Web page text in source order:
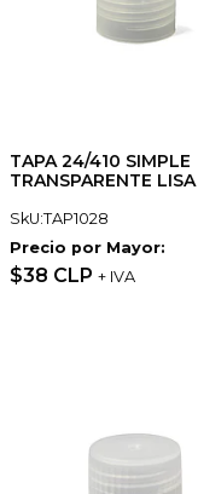
TAPA 24/410 SIMPLE
TRANSPARENTE
SkU:TAP1028
Precio por Mayor:
$38 CLP + IVA